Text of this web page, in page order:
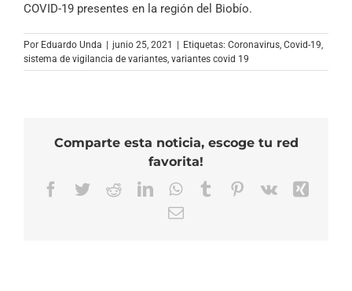
COVID-19 presentes en la región del Biobío.
Por Eduardo Unda junio 25, 2021 Etiquetas: Coronavirus, Covid-19,
sistema de vigilancia de variantes, variantes covid 19
Comparte esta noticia, escoge tu red
favorita!
Facebook
TwitterRedditLinkedInWhatsApp
TumblrPinterest
Vk
Correo